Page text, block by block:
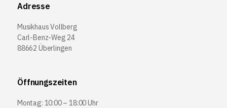
Adresse
Musikhaus Vollberg
Carl-Benz-Weg 24
88662 Überlingen
Öffnungszeiten
Montag: 10:00 – 18:00 Uhr